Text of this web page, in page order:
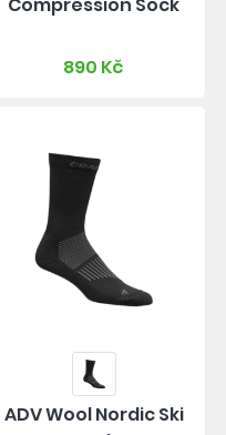
Compression Sock
890 Kč
ADV Wool Nordic Ski